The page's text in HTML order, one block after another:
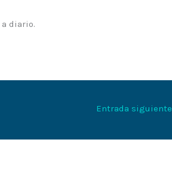
diario.
Entrada siguiente